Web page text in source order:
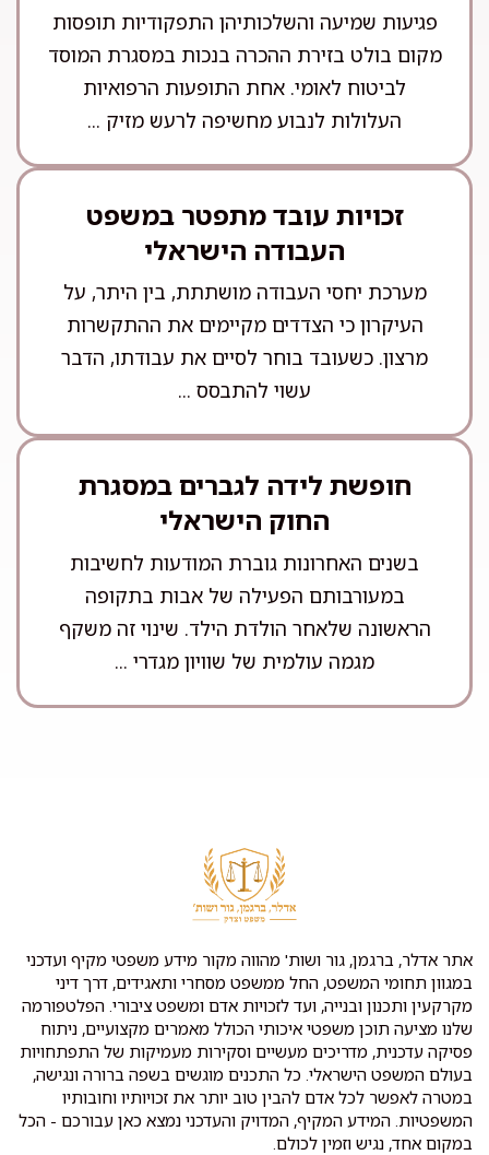
פגיעות שמיעה והשלכותיהן התפקודיות תופסות
מקום בולט בזירת ההכרה בנכות במסגרת המוסד
לביטוח לאומי. אחת התופעות הרפואיות
העלולות לנבוע מחשיפה לרעש מזיק ...
זכויות עובד מתפטר במשפט
העבודה הישראלי
מערכת יחסי העבודה מושתתת, בין היתר, על
העיקרון כי הצדדים מקיימים את ההתקשרות
מרצון. כשעובד בוחר לסיים את עבודתו, הדבר
עשוי להתבסס ...
חופשת לידה לגברים במסגרת
החוק הישראלי
בשנים האחרונות גוברת המודעות לחשיבות
במעורבותם הפעילה של אבות בתקופה
הראשונה שלאחר הולדת הילד. שינוי זה משקף
מגמה עולמית של שוויון מגדרי ...
אתר אדלר, ברגמן, גור ושות' מהווה מקור מידע משפטי מקיף ועדכני
במגוון תחומי המשפט, החל ממשפט מסחרי ותאגידים, דרך דיני
מקרקעין ותכנון ובנייה, ועד לזכויות אדם ומשפט ציבורי. הפלטפורמה
שלנו מציעה תוכן משפטי איכותי הכולל מאמרים מקצועיים, ניתוח
פסיקה עדכנית, מדריכים מעשיים וסקירות מעמיקות של התפתחויות
בעולם המשפט הישראלי. כל התכנים מוגשים בשפה ברורה ונגישה,
במטרה לאפשר לכל אדם להבין טוב יותר את זכויותיו וחובותיו
המשפטיות. המידע המקיף, המדויק והעדכני נמצא כאן עבורכם - הכל
במקום אחד, נגיש וזמין לכולם.